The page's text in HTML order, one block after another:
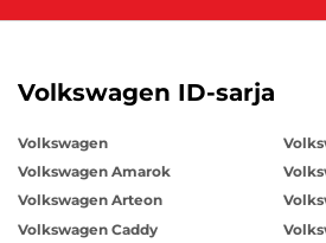
Volkswagen ID-sarja
Volkswagen
Volkswagen Amarok
Volkswagen Arteon
Volkswagen Caddy